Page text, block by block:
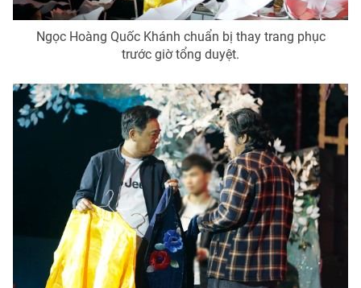
Ngọc Hoàng Quốc Khánh chuẩn bị thay trang phục
trước giờ tổng duyệt.